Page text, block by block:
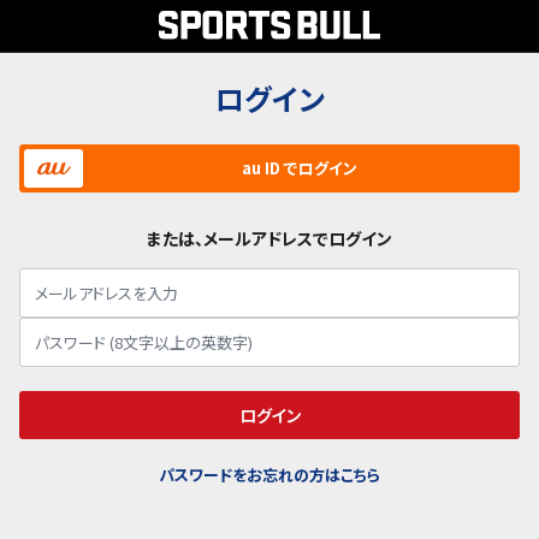
ログイン
au ID でログイン
または、メールアドレスでログイン
ログイン
パスワードをお忘れの方はこちら